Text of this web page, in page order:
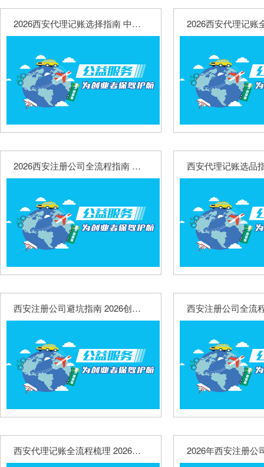
2026西安代理记账选择指南 中小企业代账费用误区与风险规避攻略
2026西安注册公司全流程指南 从核名到拿证费用明细全解析
西安注册公司避坑指南 2026创业必知费用明细
西安代理记账全流程梳理 2026年不同企业收费标准详解